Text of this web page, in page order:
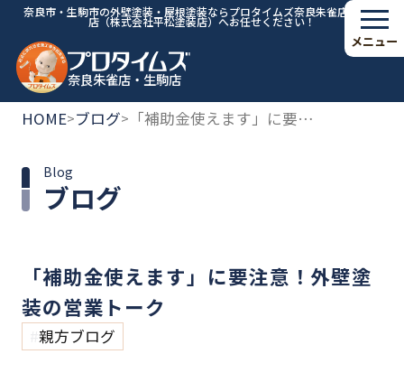
奈良市・生駒市の外壁塗装・屋根塗装ならプロタイムズ奈良朱雀店・生駒
店（株式会社平松塗装店）へお任せください！
奈良朱雀店・生駒店
メニュー
HOME>ブログ> 「補助金使えます」に要注意！外壁塗装の営業トーク
ブログ
Blog
「補助金使えます」に要注意！外壁塗
装の営業トーク
親方ブログ